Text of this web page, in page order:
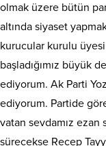
olmak üzere bütün
altında siyaset
kurucular kurulu
başladığımız büyük
ediyorum. Ak Parti
ediyorum. Partide
vatan sevdamız ezan
sürecekse Recep